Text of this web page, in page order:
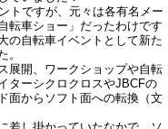
トですが、元々は各有名メー
転車ショー」だったわけです
の自転車イベントとして新た
。
展開、ワークショップや自転
ターシクロクロスやJBCFの
面からソフト面への転換（文